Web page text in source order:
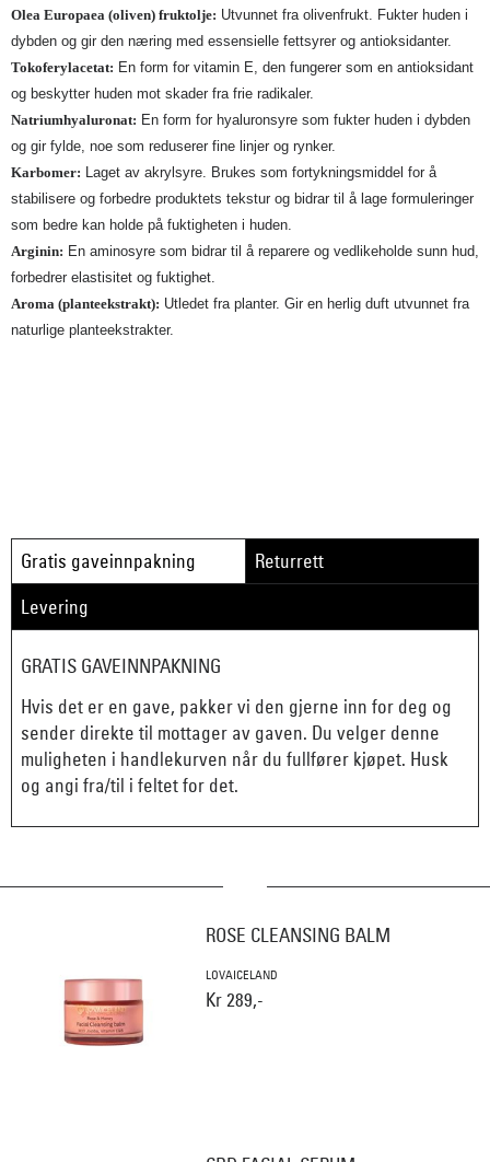
Olea Europaea (oliven) fruktolje: Utvunnet fra olivenfrukt. Fukter huden i
dybden og gir den næring med essensielle fettsyrer og antioksidanter.
Tokoferylacetat: En form for vitamin E, den fungerer som en antioksidant
og beskytter huden mot skader fra frie radikaler.
Natriumhyaluronat: En form for hyaluronsyre som fukter huden i dybden
og gir fylde, noe som reduserer fine linjer og rynker.
Karbomer: Laget av akrylsyre. Brukes som fortykningsmiddel for å
stabilisere og forbedre produktets tekstur og bidrar til å lage formuleringer
som bedre kan holde på fuktigheten i huden.
Arginin: En aminosyre som bidrar til å reparere og vedlikeholde sunn hud,
forbedrer elastisitet og fuktighet.
Aroma (planteekstrakt): Utledet fra planter. Gir en herlig duft utvunnet fra
naturlige planteekstrakter.
Gratis gaveinnpakning
Returrett
Levering
GRATIS GAVEINNPAKNING
Hvis det er en gave, pakker vi den gjerne inn for deg og
sender direkte til mottager av gaven. Du velger denne
muligheten i handlekurven når du fullfører kjøpet. Husk
og angi fra/til i feltet for det.
ROSE CLEANSING BALM
LOVAICELAND
Kr 289,-